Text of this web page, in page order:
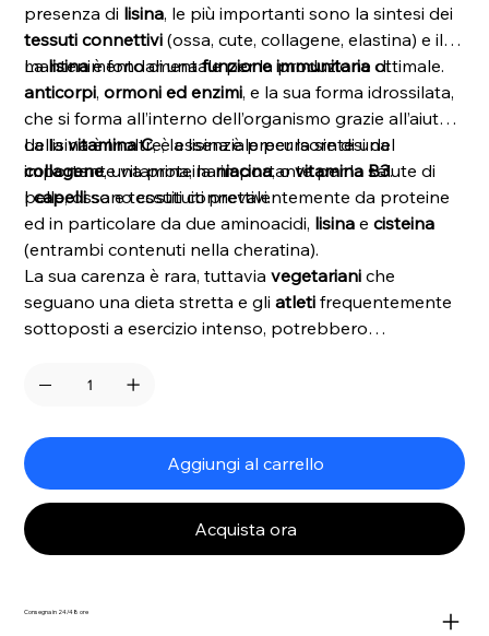
presenza di lisina, le più importanti sono la sintesi dei
tessuti connettivi (ossa, cute, collagene, elastina) e il
mantenimento di unafunzione immunitaria ottimale.
Lalisinaè fondamentale per la produzione di
anticorpi,ormoni ed enzimi, e la sua forma idrossilata,
che si forma all’interno dell’organismo grazie all’aiuto
dellavitamina C, è essenziale per la sintesi del
collagene, una proteina importante per la salute di
pelle, ossa e tessuti connettivi.
La lisina è Inoltre, la lisina è precursore di una
importante vitamina, laniacina, ovitamina B3.
Icapellisono costituiti prevalentemente da proteine
ed in particolare da due aminoacidi, lisina ecisteina
(entrambi contenuti nella cheratina).
La sua carenza è rara, tuttaviavegetariani che
seguano una dieta stretta e gliatleti frequentemente
sottoposti a esercizio intenso, potrebbero
Aggiungi al carrello
Acquista ora
Consegna in 24/48 ore